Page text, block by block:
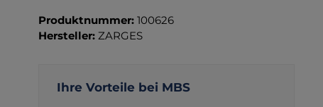
Produktnummer: 100626
Hersteller: ZARGES
Ihre Vorteile bei MBS